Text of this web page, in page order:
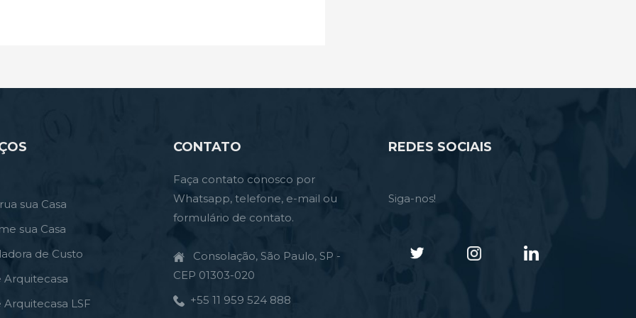
sua Casa
sua Casa
de Custo
Arquitecasa
Arquitecasa LSF
CONTATO
Faça contato conosco por
Whatsapp, telefone, e-mail ou
formulário de contato.
Consolação, São Paulo, SP -
CEP 01303-020
+55 11 959 524 888
REDES SOCIAIS
Siga-nos!